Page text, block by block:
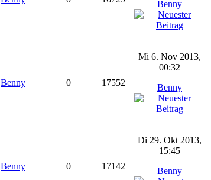
Benny
Benny 0 17552
Mi 6. Nov 2013,
00:32
Benny
Benny 0 17142
Di 29. Okt 2013,
15:45
Benny